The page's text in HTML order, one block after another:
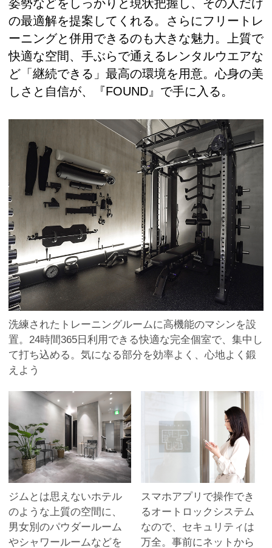
姿勢などをしっかりと現状把握し、その人だけ
の最適解を提案してくれる。さらにフリートレ
ーニングと併用できるのも大きな魅力。上質で
快適な空間、手ぶらで通えるレンタルウエアな
ど「継続できる」最高の環境を用意。心身の美
しさと自信が、『FOUND』で手に入る。
洗練されたトレーニングルームに高機能のマシンを設
置。24時間365日利用できる快適な完全個室で、集中し
て打ち込める。気になる部分を効率よく、心地よく鍛
えよう
ジムとは思えないホテル
のような上質の空間に、
男女別のパウダールーム
やシャワールームなどを
スマホアプリで操作でき
るオートロックシステム
なので、セキュリティは
万全。事前にネットから